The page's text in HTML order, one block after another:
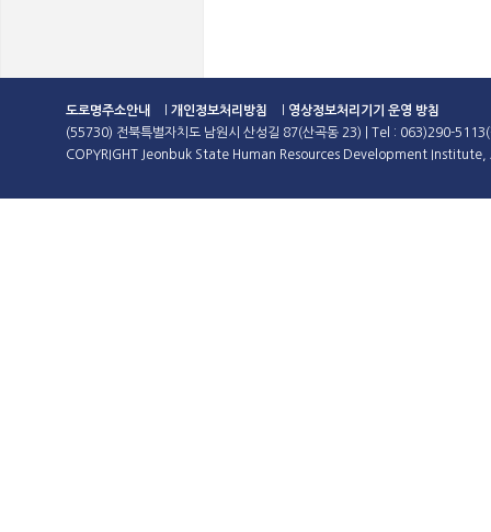
도로명주소안내 개인정보처리방침
영상정보처리기기 운영 방침
(55730) 전북특별자치도 남원시 산성길 87(산곡동 23) | Tel : 063)290-
COPYRIGHT Jeonbuk State Human Resources Development